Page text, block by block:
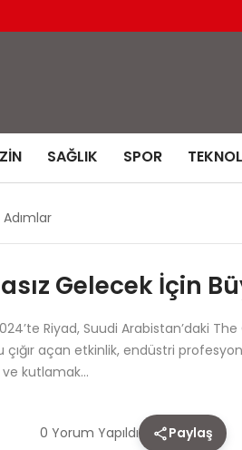
SAĞLIK SPOR
Gelecek İçin
Riyad, Suudi Arabistan’daki
çığır açan etkinlik, endüstri
ve kutlamak…
0 Yorum Yapıldı Paylaş